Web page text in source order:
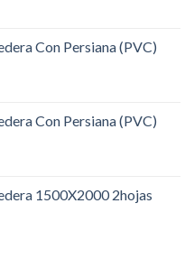
Con Persiana (PVC)
Con Persiana (PVC)
1500X2000 2hojas